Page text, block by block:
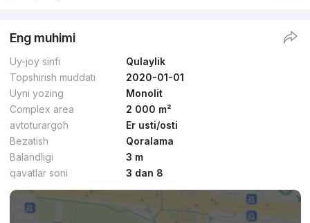
Eng muhimi
Uy-joy sinfi
Qulaylik
Topshirish muddati
2020-01-01
Uyni yozing
Monolit
Complex area
2 000 m²
avtoturargoh
Er usti/osti
Bezatish
Qoralama
Balandligi
3 m
qavatlar soni
3 dan 8